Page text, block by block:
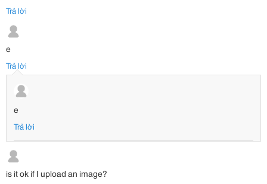
Trả lời
e
Trả lời
e
Trả lời
is it ok if I upload an image?